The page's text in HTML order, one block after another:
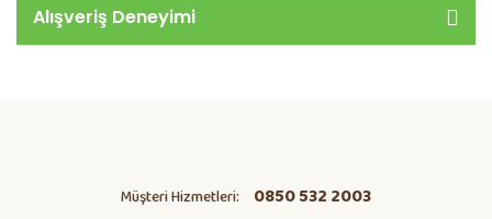
Alışveriş Deneyimi
Müşteri Hizmetleri: 0850 532 2003